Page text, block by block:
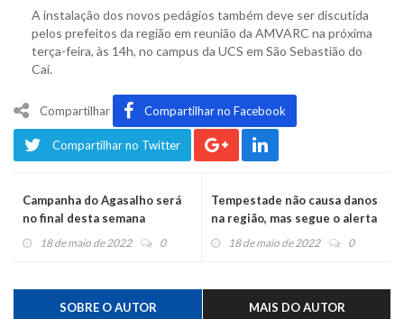
A instalação dos novos pedágios também deve ser discutida
pelos prefeitos da região em reunião da AMVARC na próxima
terça-feira, às 14h, no campus da UCS em São Sebastião do
Caí.
Compartilhar Compartilhar no Facebook
Compartilhar no Twitter
Campanha do Agasalho será
no final desta semana
18 de maio de 2022 0
Tempestade não causa danos
na região, mas segue o alerta
18 de maio de 2022 0
SOBRE O AUTOR MAIS DO AUTOR